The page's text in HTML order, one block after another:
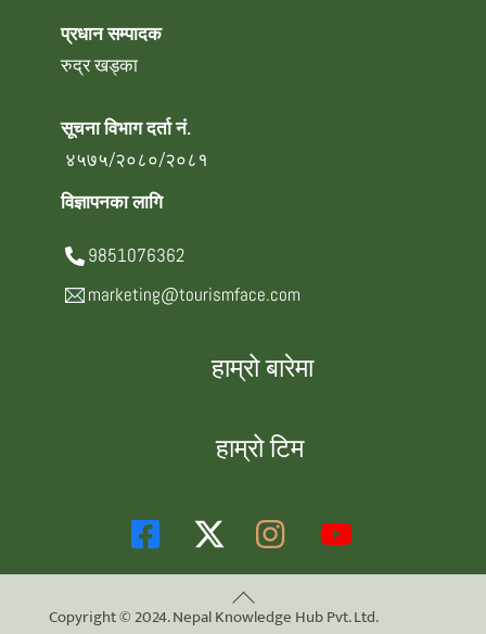
प्रधान सम्पादक
रुद्र खड्का
सूचना विभाग दर्ता नं.
४५७५/२०८०/२०८१
विज्ञापनका लागि
9851076362
marketing@tourismface.com
हाम्रो बारेमा
हाम्रो टिम
Back
To
Copyright © 2024. Nepal Knowledge Hub Pvt. Ltd.